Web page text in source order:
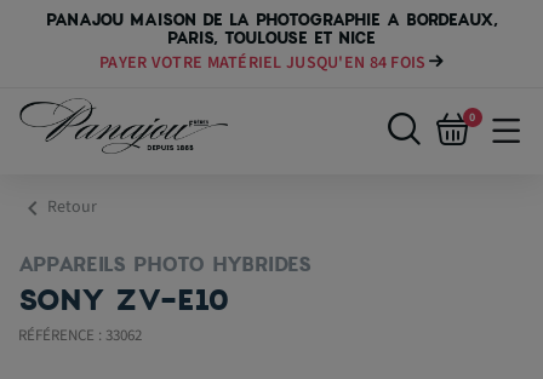
PANAJOU MAISON DE LA PHOTOGRAPHIE A BORDEAUX,
PARIS, TOULOUSE ET NICE
PAYER VOTRE MATÉRIEL JUSQU'EN 84 FOIS
0
chevron_left Retour
APPAREILS PHOTO HYBRIDES
SONY ZV-E10
RÉFÉRENCE : 33062